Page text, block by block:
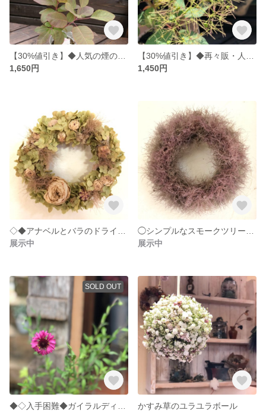
1,650円
1,450円
展示中
展示中
SOLD OUT
かすみ草のユラユラボール